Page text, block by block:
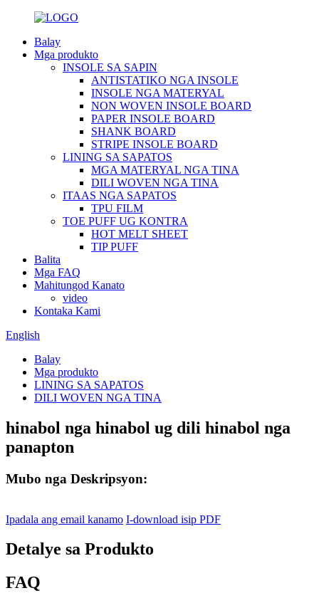
Balay
Mga produkto
INSOLE SA SAPIN
ANTISTATIKO NGA INSOLE
INSOLE NGA MATERYAL
NON WOVEN INSOLE BOARD
PAPER INSOLE BOARD
SHANK BOARD
STRIPE INSOLE BOARD
LINING SA SAPATOS
MGA MATERYAL NGA TINA
DILI WOVEN NGA TINA
ITAAS NGA SAPATOS
TPU FILM
TOE PUFF UG KONTRA
HOT MELT SHEET
TIP PUFF
Balita
Mga FAQ
Mahitungod Kanato
video
Kontaka Kami
English
Balay
Mga produkto
LINING SA SAPATOS
DILI WOVEN NGA TINA
hinabol nga hinabol ug dili hinabol nga
panapton
Mubo nga Deskripsyon:
Ipadala ang email kanamo I-download isip PDF
Detalye sa Produkto
FAQ